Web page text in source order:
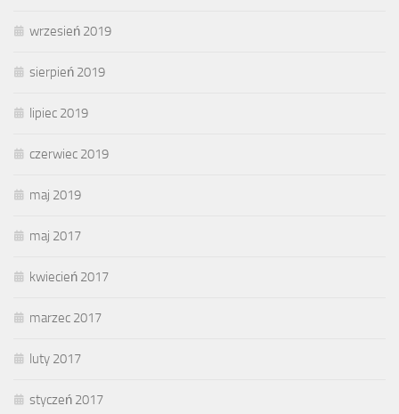
wrzesień 2019
sierpień 2019
lipiec 2019
czerwiec 2019
maj 2019
maj 2017
kwiecień 2017
marzec 2017
luty 2017
styczeń 2017